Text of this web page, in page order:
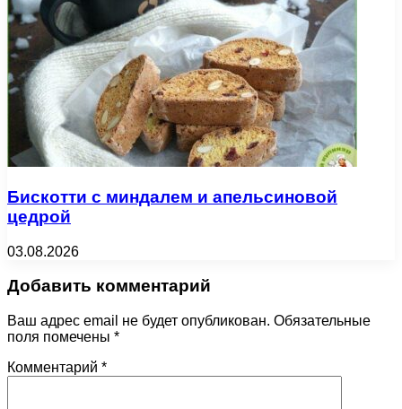
Бискотти с миндалем и апельсиновой
цедрой
03.08.2026
Добавить комментарий
Ваш адрес email не будет опубликован. Обязательные
поля помечены *
Комментарий *